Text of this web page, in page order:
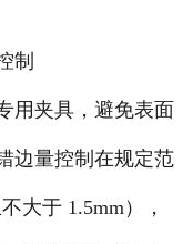
制
夹具，避免表面
边量控制在规定范
大于 1.5mm），